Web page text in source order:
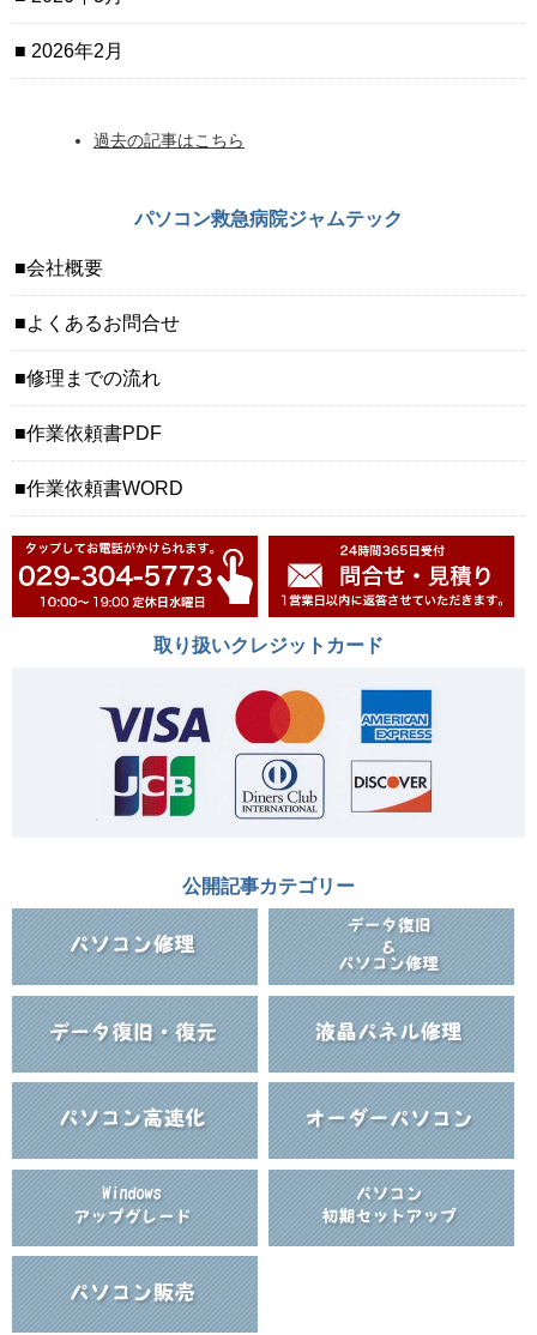
2026年2月
過去の記事はこちら
パソコン救急病院ジャムテック
会社概要
よくあるお問合せ
修理までの流れ
作業依頼書PDF
作業依頼書WORD
取り扱いクレジットカード
公開記事カテゴリー